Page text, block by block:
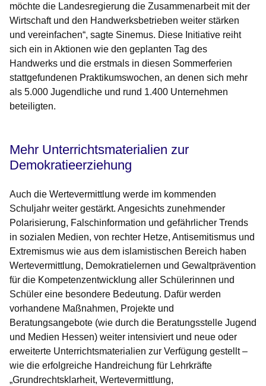
möchte die Landesregierung die Zusammenarbeit mit der
Wirtschaft und den Handwerksbetrieben weiter stärken
und vereinfachen“, sagte Sinemus. Diese Initiative reiht
sich ein in Aktionen wie den geplanten Tag des
Handwerks und die erstmals in diesen Sommerferien
stattgefundenen Praktikumswochen, an denen sich mehr
als 5.000 Jugendliche und rund 1.400 Unternehmen
beteiligten.
Mehr Unterrichtsmaterialien zur
Demokratieerziehung
Auch die Wertevermittlung werde im kommenden
Schuljahr weiter gestärkt. Angesichts zunehmender
Polarisierung, Falschinformation und gefährlicher Trends
in sozialen Medien, von rechter Hetze, Antisemitismus und
Extremismus wie aus dem islamistischen Bereich haben
Wertevermittlung, Demokratielernen und Gewaltprävention
für die Kompetenzentwicklung aller Schülerinnen und
Schüler eine besondere Bedeutung. Dafür werden
vorhandene Maßnahmen, Projekte und
Beratungsangebote (wie durch die Beratungsstelle Jugend
und Medien Hessen) weiter intensiviert und neue oder
erweiterte Unterrichtsmaterialien zur Verfügung gestellt –
wie die erfolgreiche Handreichung für Lehrkräfte
„Grundrechtsklarheit, Wertevermittlung,